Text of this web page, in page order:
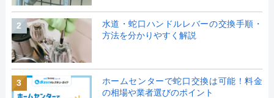
2
水道・蛇口ハンドルレバーの交換手順・
方法を分かりやすく解説
3
ホームセンターで蛇口交換は可能！料金
の相場や業者選びのポイント